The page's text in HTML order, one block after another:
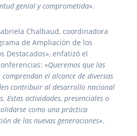
genial y comprometida».
Chalbaud, coordinadora
de Ampliación de los
Destacados», enfatizó el
«Queremos que las
el alcance de diversas
contribuir al desarrollo nacional
Estas actividades, presenciales o
como una práctica
de las nuevas generaciones».